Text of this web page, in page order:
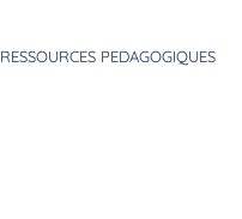
RESSOURCES PEDAGOGIQUES